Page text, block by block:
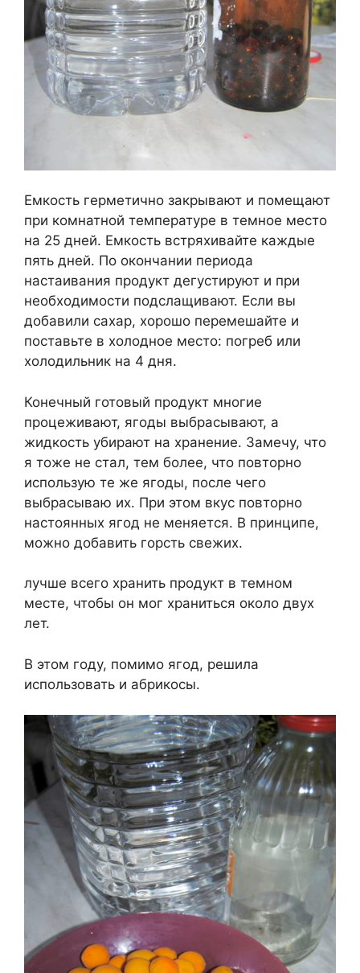
Емкость герметично закрывают и помещают
при комнатной температуре в темное место
на 25 дней. Емкость встряхивайте каждые
пять дней. По окончании периода
настаивания продукт дегустируют и при
необходимости подслащивают. Если вы
добавили сахар, хорошо перемешайте и
поставьте в холодное место: погреб или
холодильник на 4 дня.
Конечный готовый продукт многие
процеживают, ягоды выбрасывают, а
жидкость убирают на хранение. Замечу, что
я тоже не стал, тем более, что повторно
использую те же ягоды, после чего
выбрасываю их. При этом вкус повторно
настоянных ягод не меняется. В принципе,
можно добавить горсть свежих.
лучше всего хранить продукт в темном
месте, чтобы он мог храниться около двух
лет.
В этом году, помимо ягод, решила
использовать и абрикосы.